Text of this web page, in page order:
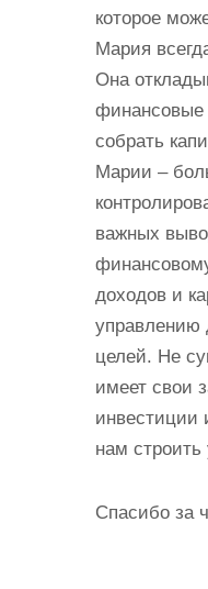
которое
Мария
Она
финансовые
собрать
Марии –
важных
доходов и
управлению
целей. Не
имеет свои
инвестиции
нам
Спасибо за